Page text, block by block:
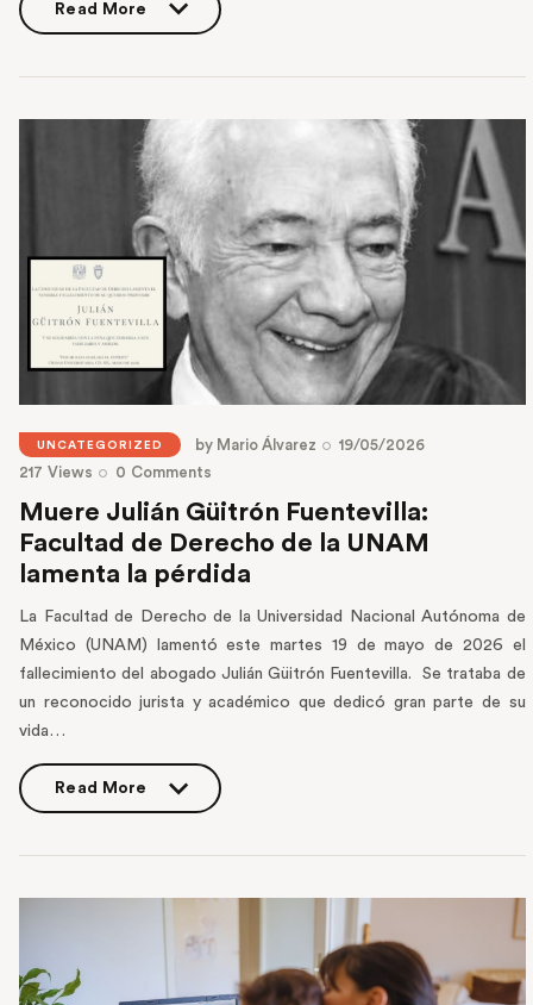
Read More
UNCATEGORIZED by Mario Álvarez
19/05/2026
217 Views 0 Comments
Muere Julián Güitrón Fuentevilla:
Facultad de Derecho de la UNAM
lamenta la pérdida
La Facultad de Derecho de la Universidad Nacional Autónoma de
México (UNAM) lamentó este martes 19 de mayo de 2026 el
fallecimiento del abogado Julián Güitrón Fuentevilla. Se trataba de
un reconocido jurista y académico que dedicó gran parte de su
vida…
Read More